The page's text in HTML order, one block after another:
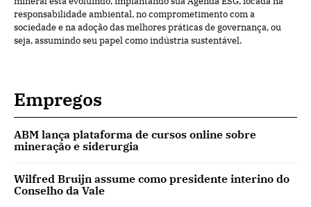
responsabilidade ambiental, no comprometimento com a
sociedade e na adoção das melhores práticas de governança, ou
seja, assumindo seu papel como indústria sustentável.
Empregos
ABM lança plataforma de cursos online sobre
mineração e siderurgia
Wilfred Bruijn assume como presidente interino do
Conselho da Vale